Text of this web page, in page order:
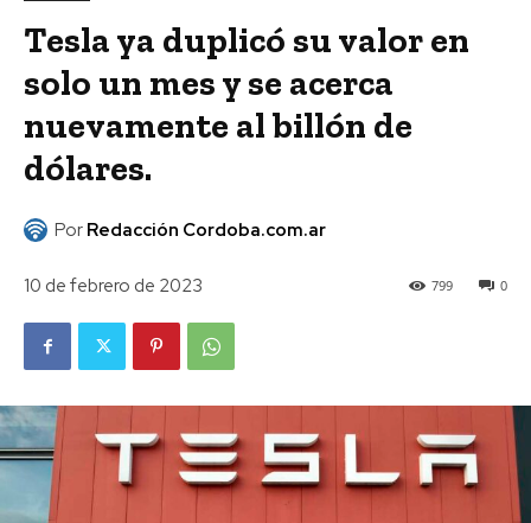
Tesla ya duplicó su valor en
solo un mes y se acerca
nuevamente al billón de
dólares.
Por Redacción Cordoba.com.ar
10 de febrero de 2023 0
799